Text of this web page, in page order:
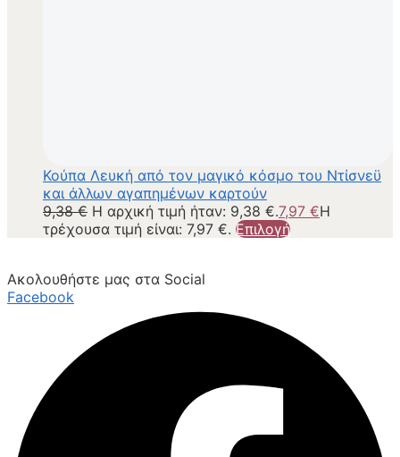
Κούπα Λευκή από τον μαγικό κόσμο του Ντίσνεϋ
και άλλων αγαπημένων καρτούν
9,38€ Η αρχική τιμή ήταν: 9,38 €.7,97 €Η
τρέχουσα τιμή είναι: 7,97 €. Επιλογή
Ακολουθήστε μας στα Social
Facebook